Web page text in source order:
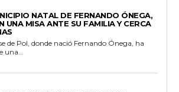
NATAL DE FERNANDO ÓNEGA,
UNA MISA ANTE SU FAMILIA Y CERCA
de Pol, donde nació Fernando Ónega, ha